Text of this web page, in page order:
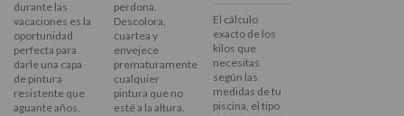
durante las
vacaciones es la
oportunidad
perfecta para
darle una capa
de pintura
resistente que
aguante años.
perdona.
Descolora,
cuartea y
envejece
prematuramente
cualquier
pintura que no
esté a la altura.
El cálculo
exacto de los
kilos que
necesitas
según las
medidas de tu
piscina, el tipo